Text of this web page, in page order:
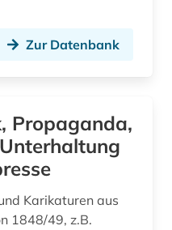
(10)
Zur Datenbank
Propaganda,
Karikaturen aus
1848/49, z.B.